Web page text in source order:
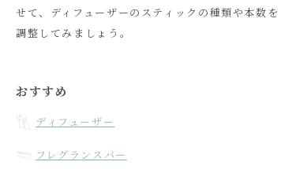
せて、ディフューザーのスティックの種類や本数を
調整してみましょう。
おすすめ
ディフューザー
フレグランスバー